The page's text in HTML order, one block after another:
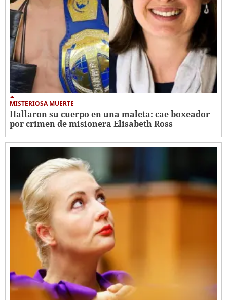
MISTERIOSA MUERTE
Hallaron su cuerpo en una maleta: cae boxeador
por crimen de misionera Elisabeth Ross